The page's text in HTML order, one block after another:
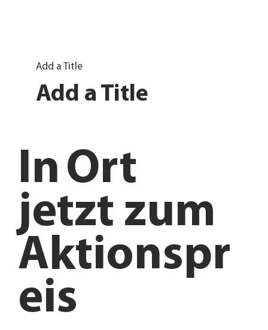
jetzt zum
Aktionspr
eis
In Ort
Add a Title
Add a Title